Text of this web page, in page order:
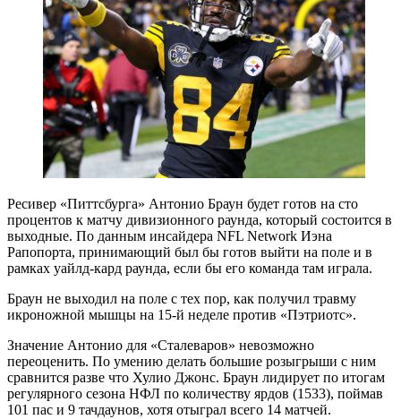
Ресивер «Питтсбурга» Антонио Браун будет готов на сто
процентов к матчу дивизионного раунда, который состоится в
выходные. По данным инсайдера NFL Network Иэна
Рапопорта, принимающий был бы готов выйти на поле и в
рамках уайлд-кард раунда, если бы его команда там играла.
Браун не выходил на поле с тех пор, как получил травму
икроножной мышцы на 15-й неделе против «Пэтриотс».
Значение Антонио для «Сталеваров» невозможно
переоценить. По умению делать большие розыгрыши с ним
сравнится разве что Хулио Джонс. Браун лидирует по итогам
регулярного сезона НФЛ по количеству ярдов (1533), поймав
101 пас и 9 тачдаунов, хотя отыграл всего 14 матчей.